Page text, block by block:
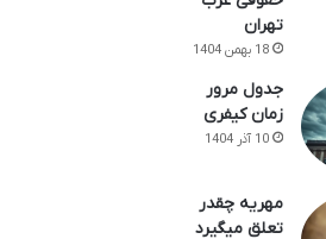
تهران
18 بهمن 1404
جدول مرور
زمان کیفری
10 آذر 1404
مهریه چقدر
تعلق میگیرد